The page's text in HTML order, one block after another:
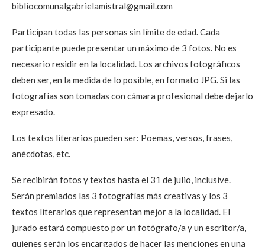
bibliocomunalgabrielamistral@gmail.com
Participan todas las personas sin límite de edad. Cada
participante puede presentar un máximo de 3 fotos. No es
necesario residir en la localidad. Los archivos fotográficos
deben ser, en la medida de lo posible, en formato JPG. Si las
fotografías son tomadas con cámara profesional debe dejarlo
expresado.
Los textos literarios pueden ser: Poemas, versos, frases,
anécdotas, etc.
Se recibirán fotos y textos hasta el 31 de julio, inclusive.
Serán premiados las 3 fotografías más creativas y los 3
textos literarios que representan mejor a la localidad. El
jurado estará compuesto por un fotógrafo/a y un escritor/a,
quienes serán los encargados de hacer las menciones en una